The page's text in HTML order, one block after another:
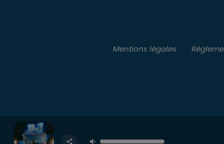
Mentions légales